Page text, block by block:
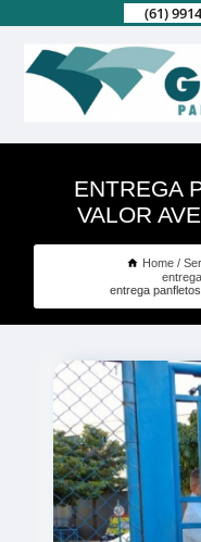
(61)
ENTREGA
VALOR
Home
entrega